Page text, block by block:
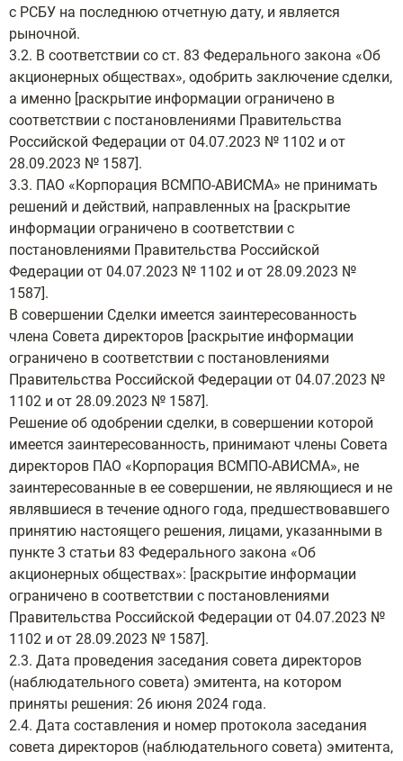
с РСБУ на последнюю отчетную дату, и является
рыночной.
3.2. В соответствии со ст. 83 Федерального закона «Об
акционерных обществах», одобрить заключение сделки,
а именно [раскрытие информации ограничено в
соответствии с постановлениями Правительства
Российской Федерации от 04.07.2023 № 1102 и от
28.09.2023 № 1587].
3.3. ПАО «Корпорация ВСМПО-АВИСМА» не принимать
решений и действий, направленных на [раскрытие
информации ограничено в соответствии с
постановлениями Правительства Российской
Федерации от 04.07.2023 № 1102 и от 28.09.2023 №
1587].
В совершении Сделки имеется заинтересованность
члена Совета директоров [раскрытие информации
ограничено в соответствии с постановлениями
Правительства Российской Федерации от 04.07.2023 №
1102 и от 28.09.2023 № 1587].
Решение об одобрении сделки, в совершении которой
имеется заинтересованность, принимают члены Совета
директоров ПАО «Корпорация ВСМПО-АВИСМА», не
заинтересованные в ее совершении, не являющиеся и не
являвшиеся в течение одного года, предшествовавшего
принятию настоящего решения, лицами, указанными в
пункте 3 статьи 83 Федерального закона «Об
акционерных обществах»: [раскрытие информации
ограничено в соответствии с постановлениями
Правительства Российской Федерации от 04.07.2023 №
1102 и от 28.09.2023 № 1587].
2.3. Дата проведения заседания совета директоров
(наблюдательного совета) эмитента, на котором
приняты решения: 26 июня 2024 года.
2.4. Дата составления и номер протокола заседания
совета директоров (наблюдательного совета) эмитента,